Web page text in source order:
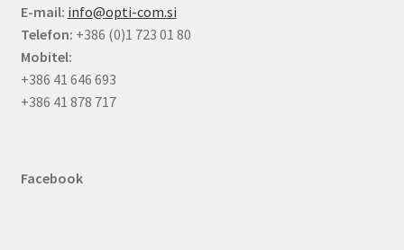
E-mail: info@opti-com.si
Telefon: +386 (0)1 723 01 80
Mobitel:
+386 41 646 693
+386 41 878 717
Facebook